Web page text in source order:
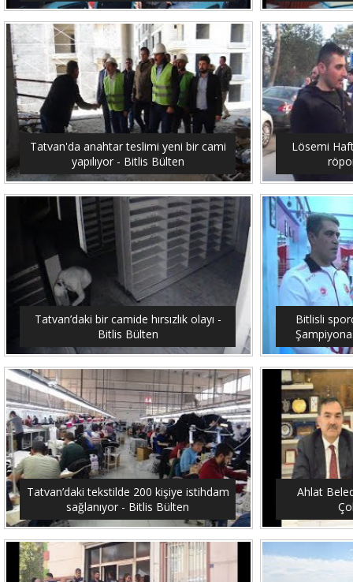
Tatvan'da anahtar teslimi yeni bir cami
yapılıyor - Bitlis Bülten
Lösemi
Tatvan’daki bir camide hırsızlık olayı -
Bitlis Bülten
Bitlisli
Tatvan’daki tekstilde 200 kişiye istihdam
sağlanıyor - Bitlis Bülten
Ahlat